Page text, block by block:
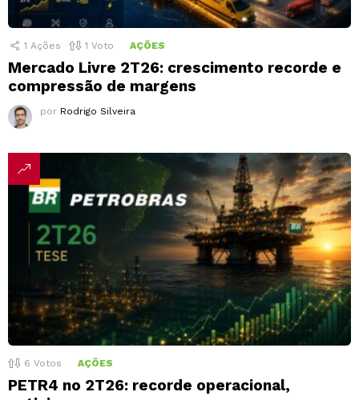
1 Ações 1 Voto AÇÕES
Mercado Livre 2T26: crescimento recorde e
compressão de margens
por Rodrigo Silveira
6 Votos AÇÕES
PETR4 no 2T26: recorde operacional,